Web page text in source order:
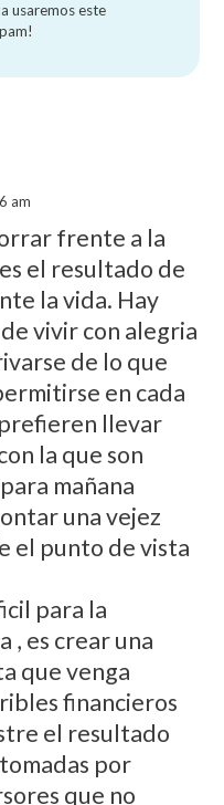
usaremos este
am
frente a la
el resultado de
la vida. Hay
vivir con alegria
de lo que
en cada
llevar
la que son
mañana
una vejez
el punto de vista
para la
, es crear una
que venga
financieros
el resultado
por
que no